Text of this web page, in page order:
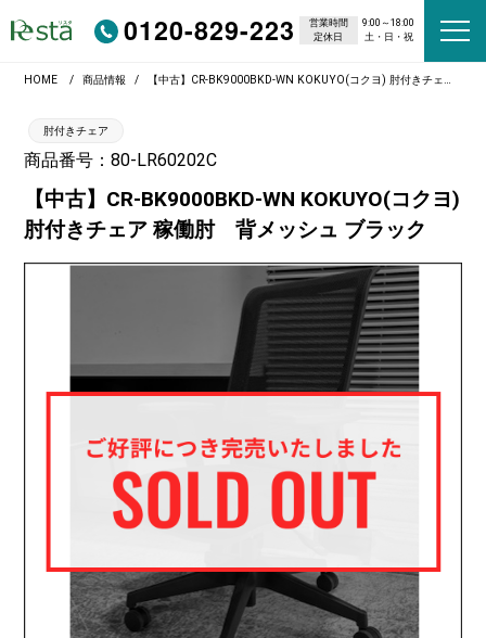
0120-829-223 営業時間
9:00～18:00
定休日
土・日・祝
HOME 商品情報 【中古】CR-BK9000BKD-WN KOKUYO(コクヨ) 肘付きチェア 稼働肘 背メッシュ ブラック
肘付きチェア
商品番号：80-LR60202C
【中古】CR-BK9000BKD-WN KOKUYO(コクヨ)
肘付きチェア 稼働肘 背メッシュ ブラック